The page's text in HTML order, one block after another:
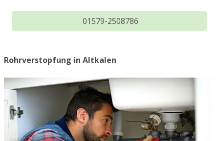
01579-2508786
Rohrverstopfung in Altkalen